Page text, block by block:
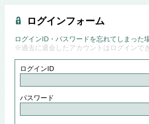
ログインフォーム
ログインID・パスワードを忘れてしまった
※過去に退会したアカウントはログインで
ログインID
パスワード